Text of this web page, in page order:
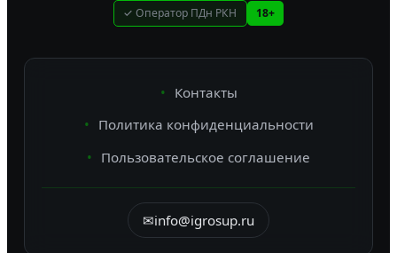
✓ Оператор ПДн РКН 18+
Контакты
Политика конфиденциальности
Пользовательское соглашение
✉info@igrosup.ru